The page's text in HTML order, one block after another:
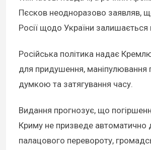
Пєсков неодноразово заявляв,
Росії щодо України
Російська політика надає
для придушення,
думкою та затягування часу.
Видання прогнозує, що
Криму не призведе автоматично
палацового перевороту,